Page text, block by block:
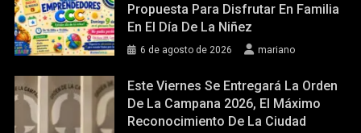
Propuesta Para Disfrutar En Familia
En El Día De La Niñez
6 de agosto de 2026 mariano
Este Viernes Se Entregará La Orden
De La Campana 2026, El Máximo
Reconocimiento De La Ciudad